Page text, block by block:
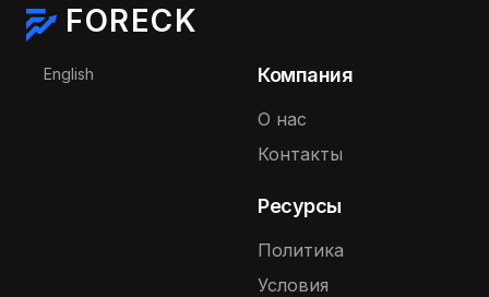
FORECK
Выберите язык
English Компания
О нас
Контакты
Ресурсы
Политика
Условия